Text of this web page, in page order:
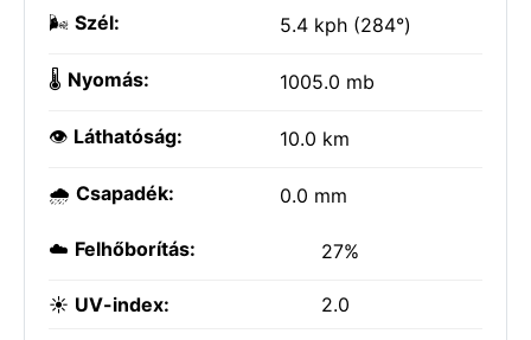
🌬️ Szél: 5.4 kph (284°)
🌡️ Nyomás: 1005.0 mb
👁️ Láthatóság: 10.0 km
🌧️ Csapadék: 0.0 mm
☁️ Felhőborítás: 27%
☀️ UV-index: 2.0